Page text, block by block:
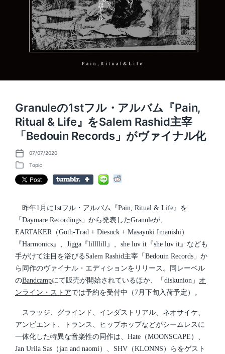
Granuleの1stフル・アルバム『Pain,
Ritual & Life』をSalem Rashid主宰
「Bedouin Records」がヴァイナル化
P
o
t
d
07/07/2020
P
o
s
Topic
昨年1月に1stフル・アルバム『Pain, Ritual & Life』を
「Daymare Recordings」から発表したGranuleが、
EARTAKER（Goth-Trad + Diesuck + Masayuki Imanishi）
『Harmonics』、Jigga『lillllill』、she luv it『she luv it』なども
手がけて注目を浴びるSalem Rashid主宰「Bedouin Records」か
ら同作のヴァイナル・エディションをリリース。同レーベル
のBandcampにて販売が開始されているほか、「diskunion」 オ
ンライン・ストアでは予約を受付中（7月下旬入荷予定）。
スラッジ、グラインド、インダストリアル、ネオサイケ、
アンビエント、トランス、ヒップホップなどがシームレスに
一体化した特異な音楽性の同作は、Hate（MOONSCAPE）、
Jan Urila Sas（jan and naomi）、SHV（KLONNS）らをゲスト